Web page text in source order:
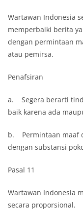
Wartawan Indonesia
memperbaiki berita
dengan permintaan
atau pemirsa.
Penafsiran
a. Segera berarti
baik karena ada
b. Permintaan maaf
dengan substansi
Pasal 11
Wartawan Indonesia
secara proporsional.